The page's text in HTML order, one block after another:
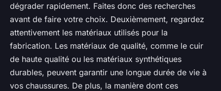
dégrader rapidement. Faites donc des recherches
avant de faire votre choix. Deuxièmement, regardez
attentivement les matériaux utilisés pour la
fabrication. Les matériaux de qualité, comme le cuir
de haute qualité ou les matériaux synthétiques
durables, peuvent garantir une longue durée de vie à
vos chaussures. De plus, la manière dont ces